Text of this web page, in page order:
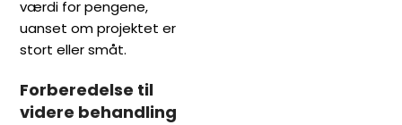
værdi for pengene,
uanset om projektet er
stort eller småt.
Forberedelse til
videre behandling